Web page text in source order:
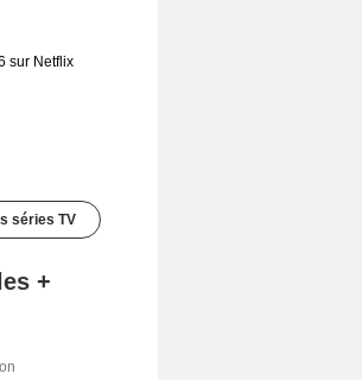
sur Netflix
séries TV
+